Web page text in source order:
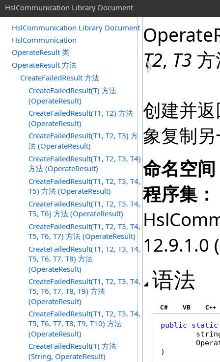
HslCommunication Library Document
HslCommunication Library Document
HslCommunication
OperateResult 类
OperateResult 方法
CreateFailedResult 方法
CreateFailedResult(T) 方法
(OperateResult)
CreateFailedResult(T1, T2) 方法
(OperateResult)
CreateFailedResult(T1, T2, T3) 方
法 (OperateResult)
CreateFailedResult(T1, T2, T3, T4)
方法 (OperateResult)
CreateFailedResult(T1, T2, T3, T4,
T5) 方法 (OperateResult)
CreateFailedResult(T1, T2, T3, T4,
T5, T6) 方法 (OperateResult)
CreateFailedResult(T1, T2, T3, T4,
T5, T6, T7) 方法 (OperateResult)
CreateFailedResult(T1, T2, T3, T4,
T5, T6, T7, T8) 方法
(OperateResult)
CreateFailedResult(T1, T2, T3, T4,
T5, T6, T7, T8, T9) 方法
(OperateResult)
CreateFailedResult(T1, T2, T3, T4,
T5, T6, T7, T8, T9, T10) 方法
(OperateResult)
CreateFailedResult(T) 方法
(String, OperateResult)
T2, T3
创建并
象复制
命名空
程序集：
12.9.1.0
语法
C# VB C++
public
static